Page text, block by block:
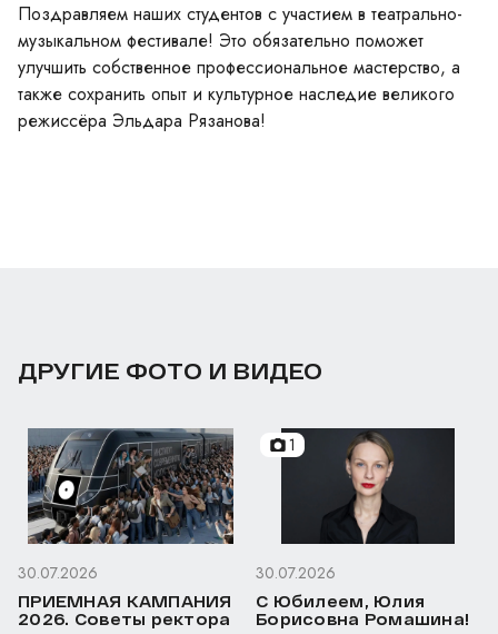
Поздравляем наших студентов с участием в театрально-
музыкальном фестивале! Это обязательно поможет
улучшить собственное профессиональное мастерство, а
также сохранить опыт и культурное наследие великого
режиссёра Эльдара Рязанова!
ДРУГИЕ ФОТО И ВИДЕО
30.07.2026
ПРИЕМНАЯ КАМПАНИЯ
2026. Советы ректора
1
30.07.2026
С Юбилеем, Юлия
Борисовна Ромашина!